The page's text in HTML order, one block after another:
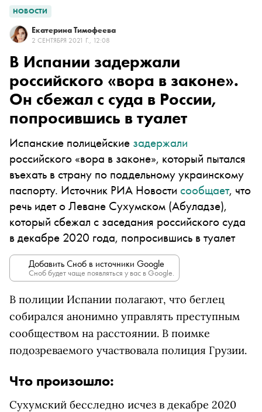
НОВОСТИ
Екатерина Тимофеева
2 СЕНТЯБРЯ 2021 Г., 12:08
В Испании задержали
российского «вора в законе».
Он сбежал с суда в России,
попросившись в туалет
Испанские полицейские задержали
российского «вора в законе», который пытался
въехать в страну по поддельному украинскому
паспорту. Источник РИА Новости сообщает, что
речь идет о Леване Сухумском (Абуладзе),
который сбежал с заседания российского суда
в декабре 2020 года, попросившись в туалет
Добавить Сноб в источники Google
Сноб будет чаще появляться у вас в Google.
В полиции Испании полагают, что беглец
собирался анонимно управлять преступным
сообществом на расстоянии. В поимке
подозреваемого участвовала полиция Грузии.
Что произошло:
Сухумский бесследно исчез в декабре 2020